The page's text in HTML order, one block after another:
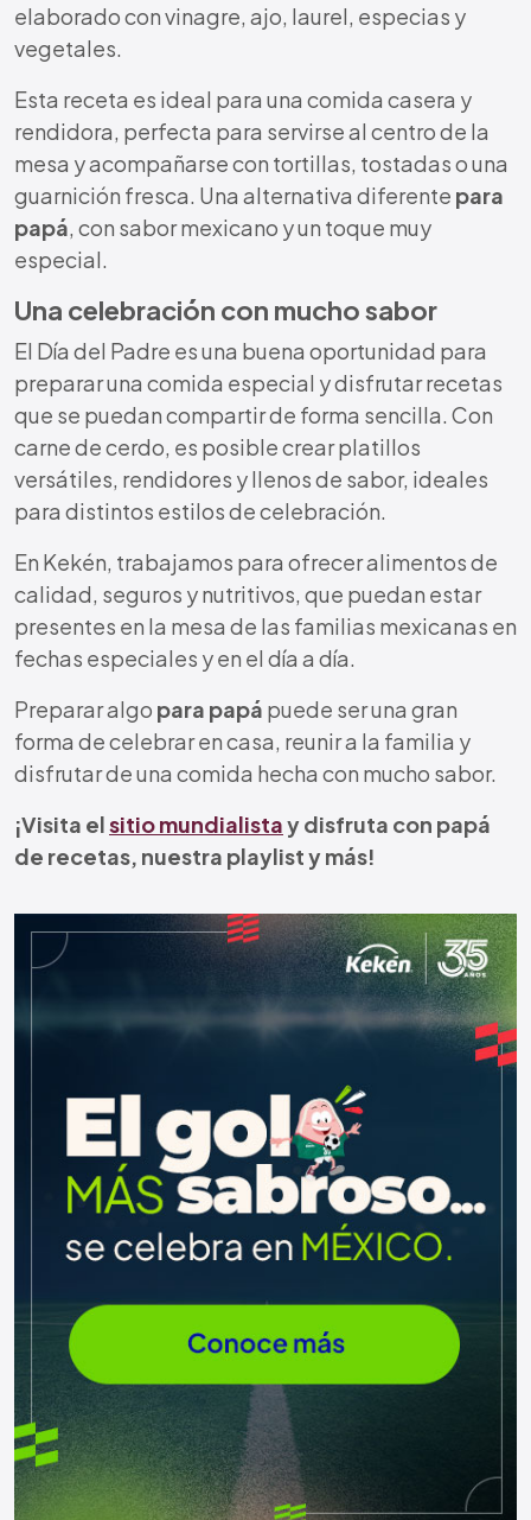
elaborado con vinagre, ajo, laurel, especias y
vegetales.
Esta receta es ideal para una comida casera y
rendidora, perfecta para servirse al centro de la
mesa y acompañarse con tortillas, tostadas o una
guarnición fresca. Una alternativa diferente para
papá , con sabor mexicano y un toque muy
especial.
Una celebración con mucho sabor
El Día del Padre es una buena oportunidad para
preparar una comida especial y disfrutar recetas
que se puedan compartir de forma sencilla. Con
carne de cerdo, es posible crear platillos
versátiles, rendidores y llenos de sabor, ideales
para distintos estilos de celebración.
En Kekén, trabajamos para ofrecer alimentos de
calidad, seguros y nutritivos, que puedan estar
presentes en la mesa de las familias mexicanas en
fechas especiales y en el día a día.
Preparar algo para papá puede ser una gran
forma de celebrar en casa, reunir a la familia y
disfrutar de una comida hecha con mucho sabor.
¡Visita elsitio mundialistay disfruta con papá
de recetas, nuestra playlist y más!